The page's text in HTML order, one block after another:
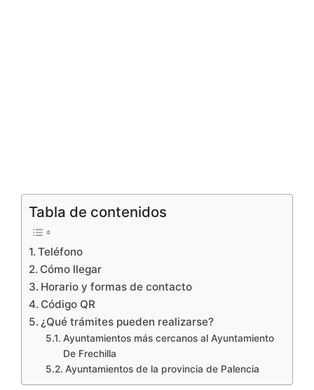
Tabla de contenidos
Teléfono
Cómo llegar
Horario y formas de contacto
Código QR
¿Qué trámites pueden realizarse?
Ayuntamientos más cercanos al Ayuntamiento
De Frechilla
Ayuntamientos de la provincia de Palencia